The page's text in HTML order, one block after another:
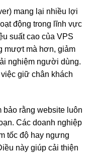
mang lại nhiều lợi
động trong lĩnh vực
suất cao của VPS
mượt mà hơn, giảm
nghiệm người dùng.
giữ chân khách
rằng website luôn
Các doanh nghiệp
tốc độ hay ngưng
này giúp cải thiện